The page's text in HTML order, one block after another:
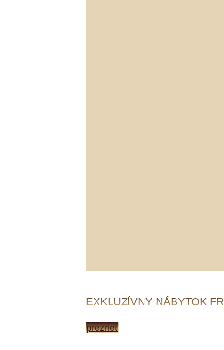
EXKLUZÍVNY NÁBYTOK
prezrieť